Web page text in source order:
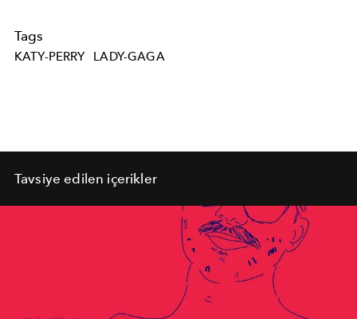
Tags
KATY-PERRY LADY-GAGA
Tavsiye edilen içerikler